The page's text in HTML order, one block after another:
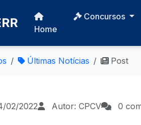
Home
Concursos
Últimas Notícias Post
02/2022 Autor: CPCV 0